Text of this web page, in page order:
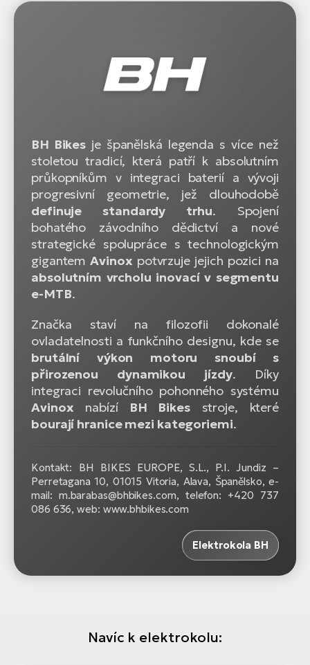
BH Bikes je španělská legenda s více než
stoletou tradicí, která patří k absolutním
průkopníkům v integraci baterií a vývoji
progresivní geometrie, jež dlouhodobě
definuje standardy trhu. Spojení
bohatého závodního dědictví a nové
strategické spolupráce s technologickým
gigantemAvinox potvrzuje jejich pozici na
absolutním vrcholu inovací v segmentu
e-MTB.
Značka staví na filozofii dokonalé
ovladatelnosti a funkčního designu, kde se
brutální výkon motoru snoubí s
přirozenou dynamikou jízdy. Díky
integraci revolučního pohonného systému
Avinox nabízí BH Bikesstroje, které
bourají hranice mezi kategoriemi.
Kontakt: BH BIKES EUROPE, S.L., P.I. Jundiz –
Perretagana 10, 01015 Vitoria, Alava, Španělsko, e-
mail: m.barabas@bhbikes.com, telefon: +420 737
086 636, web: www.bhbikes.com
Elektrokola BH
Navíc k elektrokolu: